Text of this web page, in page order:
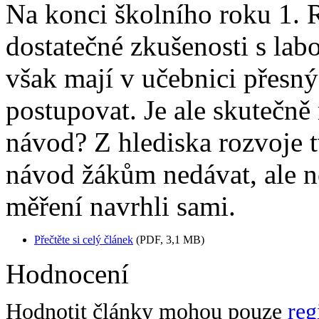
Na konci školního roku 1.
dostatečné zkušenosti s
však mají v učebnici
postupovat. Je ale
návod? Z hlediska
návod žákům nedávat, ale
měření navrhli sami.
Přečtěte si celý článek (PDF, 3,1 MB)
Hodnocení
Hodnotit články mohou pouze